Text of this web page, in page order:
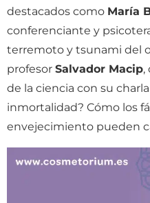
destacados como María
conferenciante y
terremoto y tsunami del
profesor Salvador Macip,
de la ciencia con su
inmortalidad? Cómo los
envejecimiento pueden